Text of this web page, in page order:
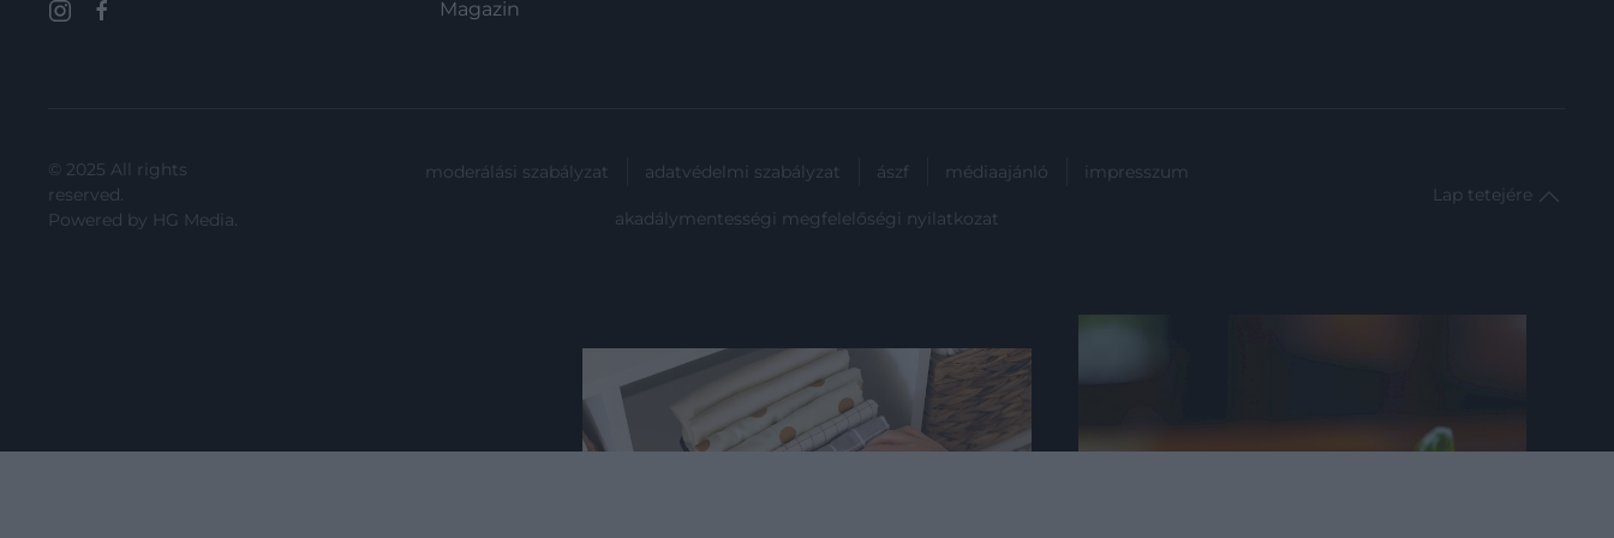
Magazin
© 2025 All rights
reserved.
Powered by HG Media.
moderálási szabályzat adatvédelmi szabályzat ászf médiaajánló impresszum
akadálymentességi megfelelőségi nyilatkozat
Lap tetejére